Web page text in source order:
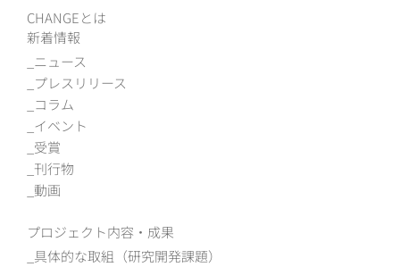
CHANGEとは
新着情報
ニュース
プレスリリース
コラム
イベント
受賞
刊行物
動画
プロジェクト内容・成果
具体的な取組（研究開発課題）